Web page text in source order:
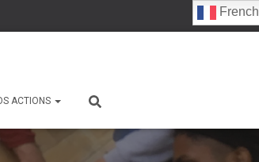
ACTIONS
French